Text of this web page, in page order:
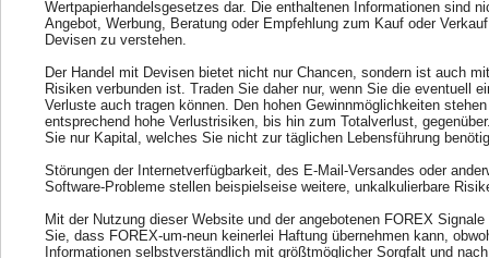
Wertpapierhandelsgesetzes dar. Die enthaltenen Informationen sind
Angebot, Werbung, Beratung oder Empfehlung zum Kauf oder
Devisen zu verstehen.
Der Handel mit Devisen bietet nicht nur Chancen, sondern ist auch
Risiken verbunden ist. Traden Sie daher nur, wenn Sie die eventuell
Verluste auch tragen können. Den hohen Gewinnmöglichkeiten stehen
entsprechend hohe Verlustrisiken, bis hin zum Totalverlust,
Sie nur Kapital, welches Sie nicht zur täglichen Lebensführung
Störungen der Internetverfügbarkeit, des E-Mail-Versandes oder
Software-Probleme stellen beispielseise weitere, unkalkulierbare
Mit der Nutzung dieser Website und der angebotenen FOREX
Sie, dass FOREX-um-neun keinerlei Haftung übernehmen kann,
Informationen selbstverständlich mit größtmöglicher Sorgfalt und